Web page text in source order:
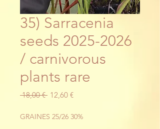
35) Sarracenia
seeds 2025-2026
/ carnivorous
plants rare
18,00 € Standardpreis
12,60 €Sale-
GRAINES 25/26 30%